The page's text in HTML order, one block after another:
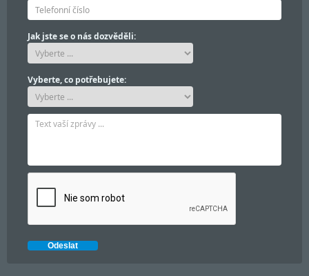
Jak jste se o nás dozvěděli:
Vyberte, co potřebujete: